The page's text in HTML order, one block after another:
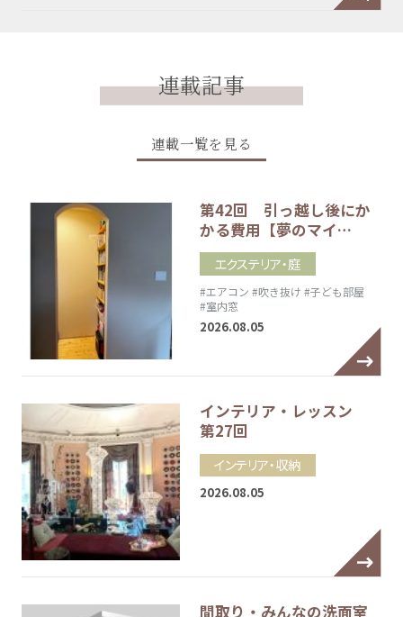
連載記事
連載一覧を見る
第42回 引っ越し後にか
かる費用【夢のマイ…
エクステリア・庭
#エアコン #吹き抜け #子ども部屋
#室内窓
2026.08.05
インテリア・レッスン
第27回
インテリア・収納
2026.08.05
間取り・みんなの洗面室